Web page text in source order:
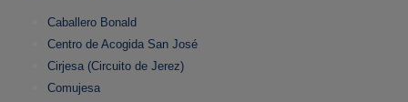
Caballero Bonald
Centro de Acogida San José
Cirjesa (Circuito de Jerez)
Comujesa